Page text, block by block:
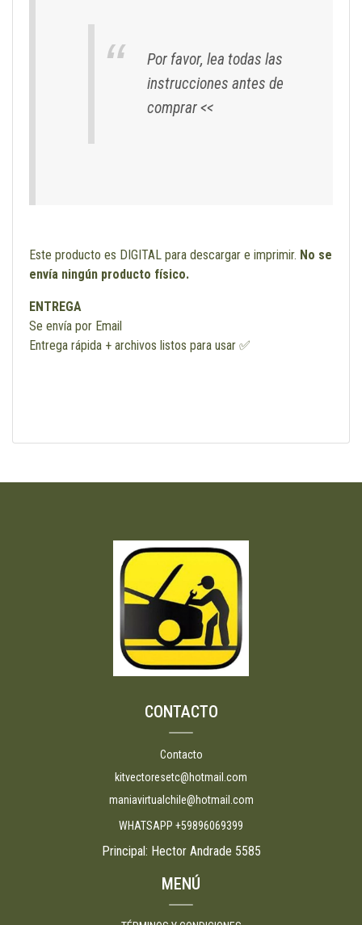
Por favor, lea todas las
instrucciones antes de
comprar <<
Este producto es DIGITAL para descargar e imprimir. No se
envía ningún producto físico.
ENTREGA
Se envía por Email
Entrega rápida + archivos listos para usar ✅
CONTACTO
Contacto
kitvectoresetc@hotmail.com
maniavirtualchile@hotmail.com
WHATSAPP +59896069399
Principal: Hector Andrade 5585
MENÚ